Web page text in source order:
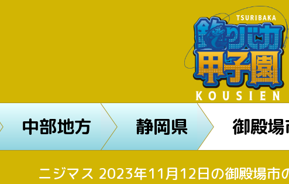
中部地方 静岡県 御殿
ニジマス 2023年11月12日の御殿場市